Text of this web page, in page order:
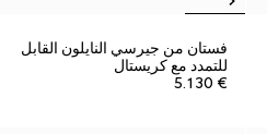
فستان من جيرسي النايلون القابل
للتمدد مع كريستال
€ 5.130